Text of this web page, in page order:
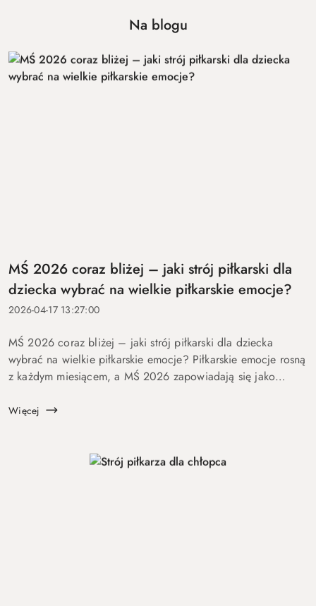
Na blogu
MŚ 2026 coraz bliżej – jaki strój piłkarski dla
dziecka wybrać na wielkie piłkarskie emocje?
2026-04-17 13:27:00
MŚ 2026 coraz bliżej – jaki strój piłkarski dla dziecka
wybrać na wielkie piłkarskie emocje? Piłkarskie emocje rosną
z każdym miesiącem, a MŚ 2026 zapowiadają się jako
nastolatk&o...
Więcej